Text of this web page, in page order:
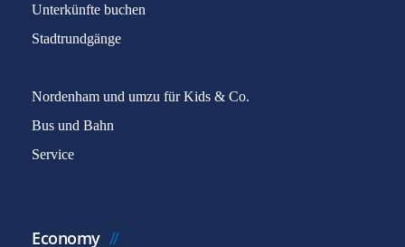
Unterkünfte buchen
Stadtrundgänge
Nordenham und umzu für Kids & Co.
Bus und Bahn
Service
Economy